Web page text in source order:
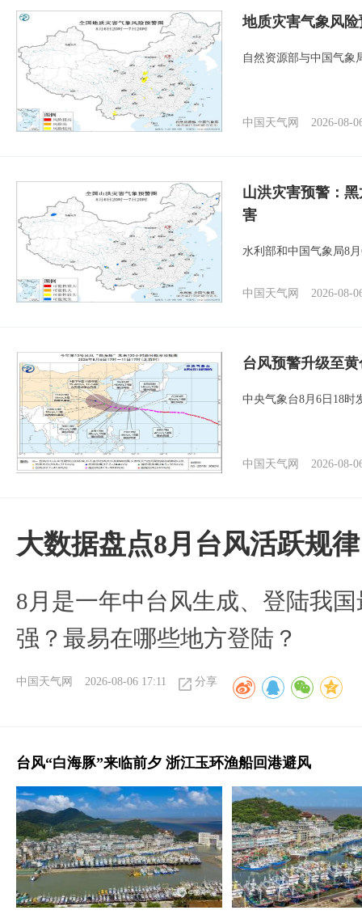
地质灾害气象风
自然资源部与中国气象
中国天气网 2026-08-
山洪灾害预警：
害
水利部和中国气象局8
中国天气网 2026-08-
台风预警升级至
中央气象台8月6日18时
中国天气网 2026-08-
大数据盘点8月台风活跃规律
8月是一年中台风生成、登陆我
强？最易在哪些地方登陆？
中国天气网 2026-08-06 17:11 分享
台风“白海豚”来临前夕 浙江玉环渔船回港避风